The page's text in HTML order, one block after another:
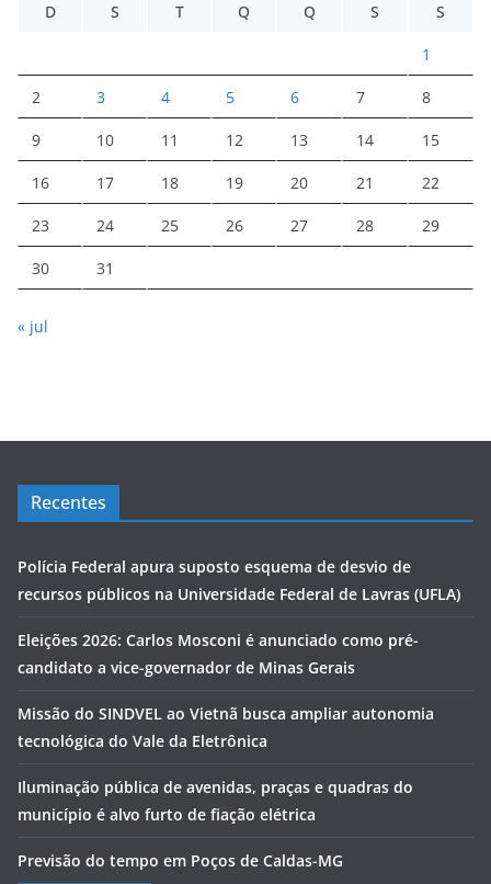
D
S T Q Q S S
1
2 3 4 5 6 7 8
9 10 11 12 13 14 15
16 17 18 19 20 21 22
23 24 25 26 27 28 29
30 31
« jul
Recentes
Polícia Federal apura suposto esquema de desvio de
recursos públicos na Universidade Federal de Lavras (UFLA)
Eleições 2026: Carlos Mosconi é anunciado como pré-
candidato a vice-governador de Minas Gerais
Missão do SINDVEL ao Vietnã busca ampliar autonomia
tecnológica do Vale da Eletrônica
Iluminação pública de avenidas, praças e quadras do
município é alvo furto de fiação elétrica
Previsão do tempo em Poços de Caldas-MG